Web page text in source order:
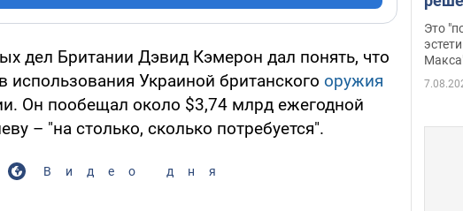
дел Британии Дэвид Кэмерон дал понять, что
использования Украиной британского оружия
Он пообещал около $3,74 млрд ежегодной
– "на столько, сколько потребуется".
Видео дня
Это